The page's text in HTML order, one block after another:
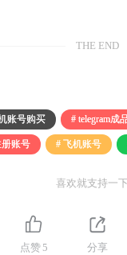
THE END
账号购买 # telegram成
账号 # 飞机账号
喜欢就支持一
点赞 5 分享